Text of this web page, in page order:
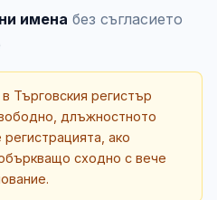
имена без съгласието
Търговския регистър
длъжностното
ако
сходно с вече